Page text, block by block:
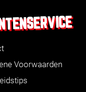
Voorwaarden